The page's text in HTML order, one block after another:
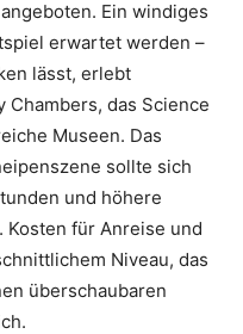
Ein windiges
erwartet werden –
lässt, erlebt
das Science
Museen. Das
sollte sich
und höhere
für Anreise und
Niveau, das
überschaubaren